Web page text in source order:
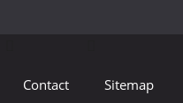
Contact Sitemap